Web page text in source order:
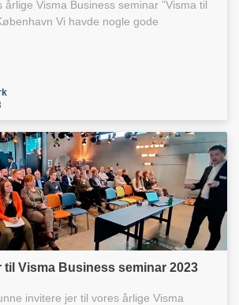
Visma Business seminar ”Visma til
Vi havde nogle gode
til Visma Business seminar 2023
invitere jer til vores årlige Visma